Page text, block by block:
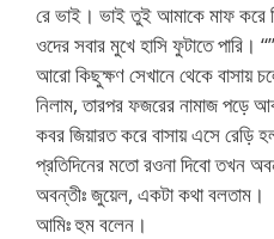
রে ভাই। ভাই তুই আমাকে মাফ করে
ওদের সবার মুখে হাসি ফুটাতে পারি।
আরো কিছুক্ষণ সেখানে থেকে বাসায়
নিলাম, তারপর ফজরের নামাজ পড়ে
কবর জিয়ারত করে বাসায় এসে রেড়ি
প্রতিদিনের মতো রওনা দিবো তখন
অবন্তীঃ জুয়েল, একটা কথা বলতাম।
আমিঃ হুম বলেন।